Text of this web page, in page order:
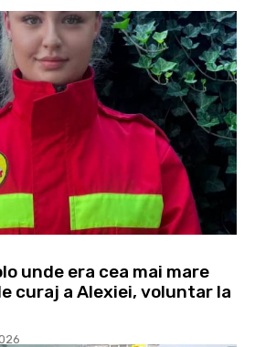
unde era cea mai mare
curaj a Alexiei, voluntar la